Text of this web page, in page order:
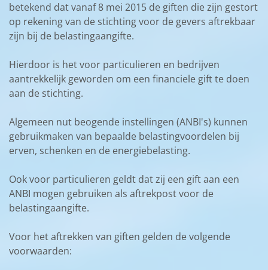
betekend dat vanaf 8 mei 2015 de giften die zijn gestort
op rekening van de stichting voor de gevers aftrekbaar
zijn bij de belastingaangifte.
Hierdoor is het voor particulieren en bedrijven
aantrekkelijk geworden om een financiele gift te doen
aan de stichting.
Algemeen nut beogende instellingen (ANBI's) kunnen
gebruikmaken van bepaalde belastingvoordelen bij
erven, schenken en de energiebelasting.
Ook voor particulieren geldt dat zij een gift aan een
ANBI mogen gebruiken als aftrekpost voor de
belastingaangifte.
Voor het aftrekken van giften gelden de volgende
voorwaarden: